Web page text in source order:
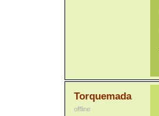
Torquemada
offline